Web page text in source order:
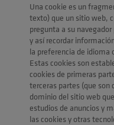
Una cookie es un
texto) que un sitio web,
pregunta a su
y así recordar
la preferencia de idioma
Estas cookies son
cookies de primeras
terceras partes (que
dominio del sitio web
estudios de anuncios y
las cookies y otras